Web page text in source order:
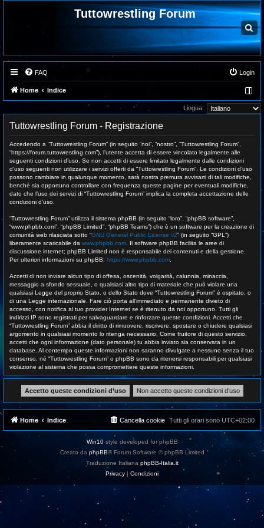
Tuttowrestling Forum
C
e
r
c
a
FAQ Login
Home Indice
Lingua:
Tuttowrestling Forum - Registrazione
Accedendo a “Tuttowrestling Forum” (in seguito “noi”, “nostro”, “Tuttowrestling Forum”,
“https://forum.tuttowrestling.com”), l’utente accetta di essere vincolato legalmente alle
seguenti condizioni d’uso. Se non accetti di essere limitato legalmente dalle condizioni
d’uso seguenti non utilizzare i servizi offerti da “Tuttowrestling Forum”. Le condizioni d’uso
possono cambiare in qualunque momento, sarà nostra premura avvisarti di tali modifiche,
benché sia opportuno controllare con frequenza queste pagine per eventuali modifiche,
dato che l’uso dei servizi di “Tuttowrestling Forum” implica la completa accettazione delle
condizioni d’uso.
“Tuttowrestling Forum” utilizza il sistema phpBB (in seguito “loro”, “phpBB software”,
“www.phpbb.com”, “phpBB Limited”, “phpBB Teams”) che è un software per la creazione di
comunità web rilasciata sotto “GNU General Public License v2” (in seguito “GPL”)
liberamente scaricabile da www.phpbb.com . Il software phpBB facilita le aree di
discussione internet; phpBB Limited non è responsabile dei contenuti e della gestione.
Per ulteriori informazioni su phpBB: https://www.phpbb.com
Accetti di non inviare alcun tipo di offesa, oscenità, volgarità, calunnia, minaccia,
messaggio a sfondo sessuale, o qualsiasi altro tipo di materiale che può violare una
qualsiasi Legge del proprio Stato, o dello Stato dove “Tuttowrestling Forum” è ospitato, o
di una Legge internazionale. Fare ciò porta all’immediato e permanente divieto di
accesso, con notifica al tuo provider Internet se è ritenuto da noi opportuno. Tutti gli
indirizzi IP sono registrati per salvaguardare e rinforzare queste condizioni. Accetti che
“Tuttowrestling Forum” abbia il diritto di rimuovere, riscrivere, spostare o chiudere qualsiasi
argomento in qualsiasi momento lo ritenga necessario. Come fruitore di questo servizio,
accetti che ogni informazione (dato personale) tu abbia inviato sia conservata in un
database. Al contempo queste informazioni non saranno divulgate a nessuno senza il tuo
consenso, né “Tuttowrestling Forum” o phpBB sono da ritenersi responsabili per qualsiasi
violazione al sistema che possa compromettere queste informazioni.
Home Indice Tutti gli orari sono UTC+02:00
Cancella cookie
Win10style developed for phpBB
Creato da phpBB® Forum Software © phpBB Limited
Traduzione Italiana phpBB-Italia.it
Privacy | Condizioni